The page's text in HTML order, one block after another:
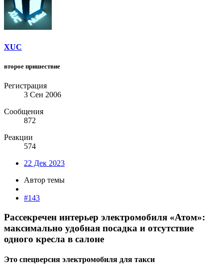
XUC
второе пришествие
Регистрация
3 Сен 2006
Сообщения
872
Реакции
574
22 Дек 2023
Автор темы
#143
Рассекречен интерьер электромобиля «Атом»:
максимально удобная посадка и отсутствие
одного кресла в салоне​
Это спецверсия электромобиля для такси​